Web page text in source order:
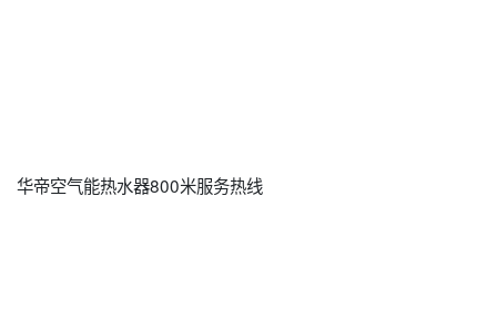
华帝空气能热水器800米服务热线